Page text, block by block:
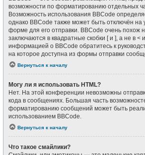
возможности по форматированию отдельных
Возможность использования BBCode
однако BBCode также может быть отключён на
форме для его отправки. BBCode очень похож
заключаются в квадратные скобки [ и ], а не в <
информацией о BBCode обратитесь к
на которое доступна из формы отправки
Вернуться к началу
Могу ли я использовать HTML?
Нет. На этой конференции невозможны
кода в сообщениях. Большая часть
форматированию сообщений может быть
использованием BBCode.
Вернуться к началу
Что такое смайлики?